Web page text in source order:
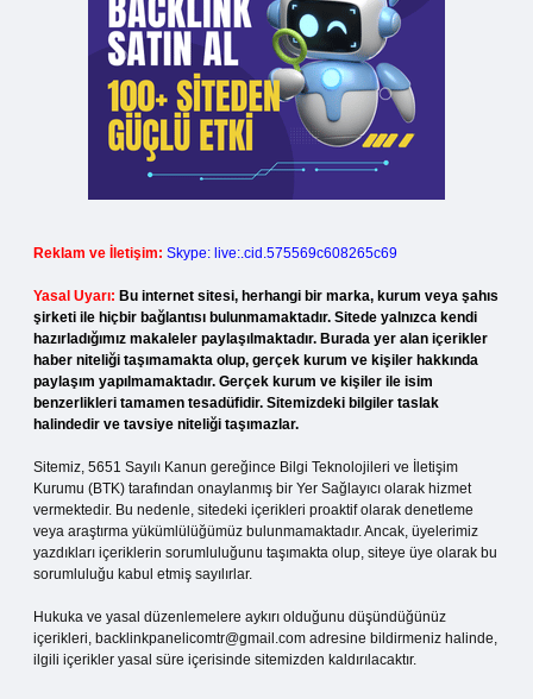
Reklam ve İletişim: Skype: live:.cid.575569c608265c69
Yasal Uyarı: Bu internet sitesi, herhangi bir marka, kurum veya şahıs
şirketi ile hiçbir bağlantısı bulunmamaktadır. Sitede yalnızca kendi
hazırladığımız makaleler paylaşılmaktadır. Burada yer alan içerikler
haber niteliği taşımamakta olup, gerçek kurum ve kişiler hakkında
paylaşım yapılmamaktadır. Gerçek kurum ve kişiler ile isim
benzerlikleri tamamen tesadüfidir. Sitemizdeki bilgiler taslak
halindedir ve tavsiye niteliği taşımazlar.
Sitemiz, 5651 Sayılı Kanun gereğince Bilgi Teknolojileri ve İletişim
Kurumu (BTK) tarafından onaylanmış bir Yer Sağlayıcı olarak hizmet
vermektedir. Bu nedenle, sitedeki içerikleri proaktif olarak denetleme
veya araştırma yükümlülüğümüz bulunmamaktadır. Ancak, üyelerimiz
yazdıkları içeriklerin sorumluluğunu taşımakta olup, siteye üye olarak bu
sorumluluğu kabul etmiş sayılırlar.
Hukuka ve yasal düzenlemelere aykırı olduğunu düşündüğünüz
içerikleri, backlinkpanelicomtr@gmail.com adresine bildirmeniz halinde,
ilgili içerikler yasal süre içerisinde sitemizden kaldırılacaktır.